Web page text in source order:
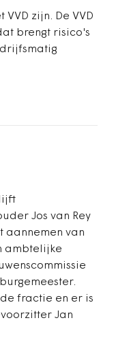
zijn. De VVD
brengt risico's
Jos van Rey
aannemen van
ambtelijke
fractie en er is
Jan